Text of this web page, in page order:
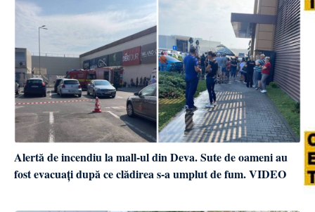
Alertă de incendiu la mall-ul din Deva. Sute de oameni au
fost evacuați după ce clădirea s-a umplut de fum. VIDEO